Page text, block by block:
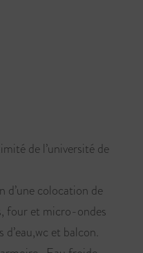
de l’université de
d’une colocation de
four et micro-ondes
et balcon.